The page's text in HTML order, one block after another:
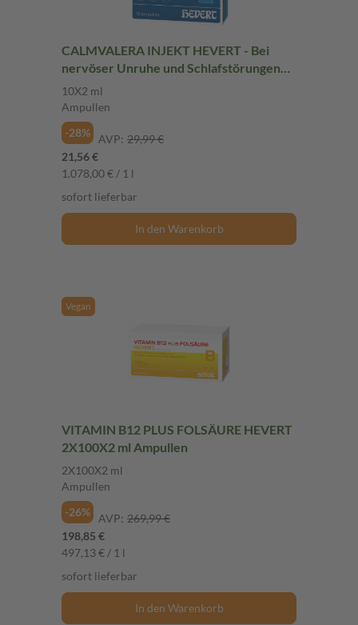
CALMVALERA INJEKT HEVERT - Bei
nervöser Unruhe und Schlafstörungen
10X2 ml Ampullen
10X2 ml
Ampullen
-28%
AVP: 29,99 €
21,56 €
1.078,00 € / 1 l
sofort lieferbar
In den Warenkorb
Vegan
VITAMIN B12 PLUS FOLSÄURE HEVERT
2X100X2 ml Ampullen
2X100X2 ml
Ampullen
-26%
AVP: 269,99 €
198,85 €
497,13 € / 1 l
sofort lieferbar
In den Warenkorb